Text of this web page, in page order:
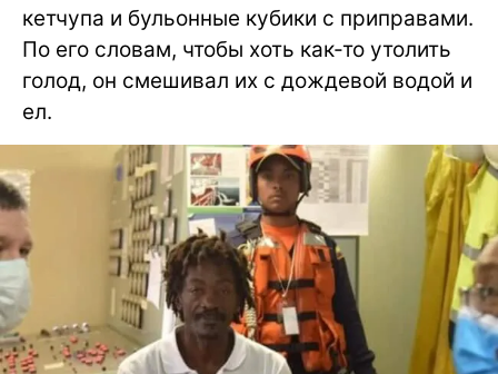
кетчупа и бульонные кубики с приправами.
По его словам, чтобы хоть как-то утолить
голод, он смешивал их с дождевой водой и
ел.